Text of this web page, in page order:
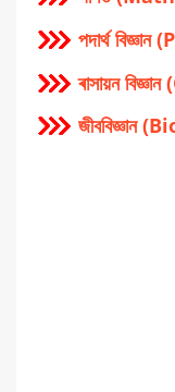
পদার্থ
ৰাসায়ন
জীববিজ্ঞান